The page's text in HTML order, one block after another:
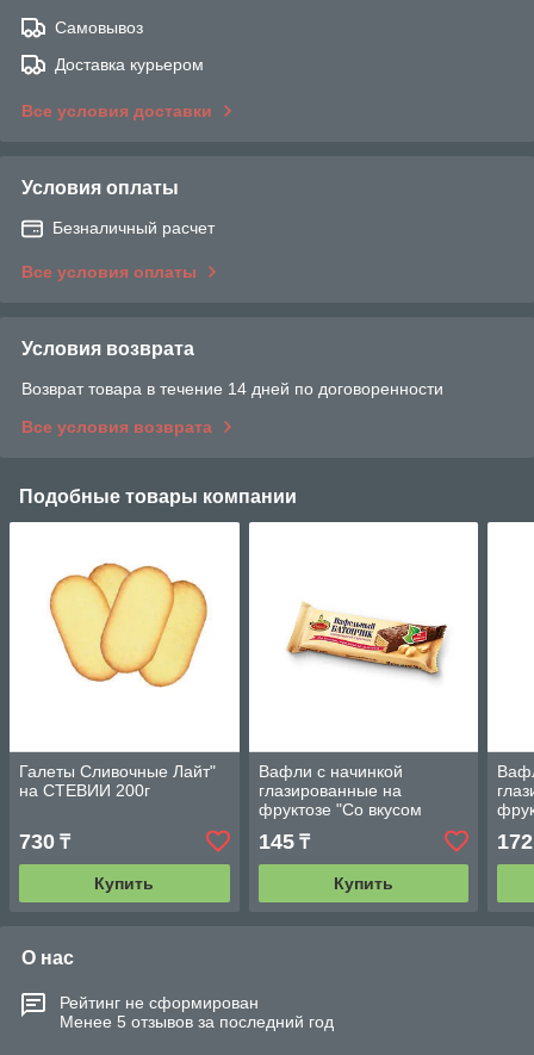
Самовывоз
Доставка курьером
Все условия доставки
Условия оплаты
Безналичный расчет
Все условия оплаты
Условия возврата
Возврат товара в течение 14 дней по договоренности
Все условия возврата
Подобные товары компании
Галеты Сливочные Лайт"
на СТЕВИИ 200г
730 ₸
Купить
Вафли с начинкой
глазированные на
фруктозе "Со вкусом
топленого молока" с
арахисом 38г.
145₸
Купить
172
О нас
Рейтинг не сформирован
Менее 5 отзывов за последний год